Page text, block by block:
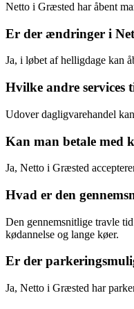
Netto i Græsted har åbent
Er der ændringer i
Ja, i løbet af helligdage kan
Hvilke andre services
Udover dagligvarehandel
Kan man betale med
Ja, Netto i Græsted
Hvad er den
Den gennemsnitlige travle
kødannelse og lange køer.
Er der
Ja, Netto i Græsted har